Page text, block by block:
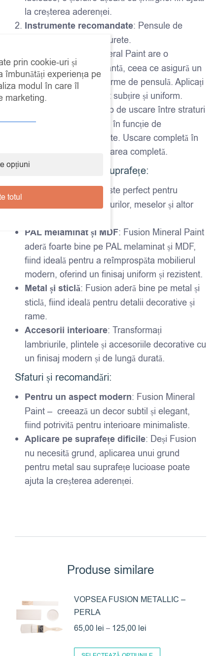
la creșterea aderenței.
Instrumente recomandate: Pensule de
calitate sau role din burete.
: Fusion Mineral Paint are o
consistență autonivelantă, ceea ce asigură un
finisaj uniform și fără urme de pensulă. Aplicați
vopseaua într-un strat subțire și uniform.
: Timp de uscare între straturi
– aproximativ 2-4 ore, în funcție de
temperatură și umiditate. Uscare completă în
24 de ore pentru utilizarea completă.
Ideal pentru diverse suprafețe:
: Este perfect pentru
recondiționarea dulapurilor, meselor și altor
PAL melaminat și MDF: Fusion Mineral Paint
aderă foarte bine pe PAL melaminat și MDF,
fiind ideală pentru a reîmprospăta mobilierul
modern, oferind un finisaj uniform și rezistent.
Metal și sticlă: Fusion aderă bine pe metal și
sticlă, fiind ideală pentru detalii decorative și
rame.
Accesorii interioare: Transformați
lambriurile, plintele și accesoriile decorative cu
un finisaj modern și de lungă durată.
Sfaturi și recomandări:
Pentru un aspect modern: Fusion Mineral
Paint – creează un decor subtil și elegant,
fiind potrivită pentru interioare minimaliste.
Aplicare pe suprafețe dificile: Deși Fusion
nu necesită grund, aplicarea unui grund
pentru metal sau suprafețe lucioase poate
ajuta la creșterea aderenței.
Produse similare
VOPSEA FUSION METALLIC –
PERLA
65,00 lei – 125,00 lei
prin cookie-uri și
îmbunătăți experiența pe
modul în care îl
marketing.
opțiuni
totul